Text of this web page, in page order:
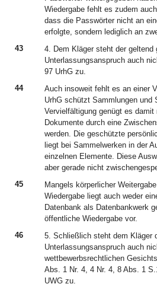
Wiedergabe fehlt es zudem
dass die Passwörter nicht an
erfolgte, sondern lediglich an
43
4. Dem Kläger steht der geltend
Unterlassungsanspruch auch
97 UrhG zu.
44
Auch insoweit fehlt es an einer
UrhG schützt Sammlungen und
Vervielfältigung genügt es
Dokumente durch eine
werden. Die geschützte
liegt bei Sammelwerken in der
einzelnen Elemente. Diese
aber gerade nicht
45
Mangels körperlicher
Wiedergabe liegt auch weder
Datenbank als Datenbankwerk
öffentliche Wiedergabe vor.
46
5. Schließlich steht dem Kläger
Unterlassungsanspruch auch
wettbewerbsrechtlichen
Abs. 1 Nr. 4, 4 Nr. 4, 8 Abs. 1
UWG zu.